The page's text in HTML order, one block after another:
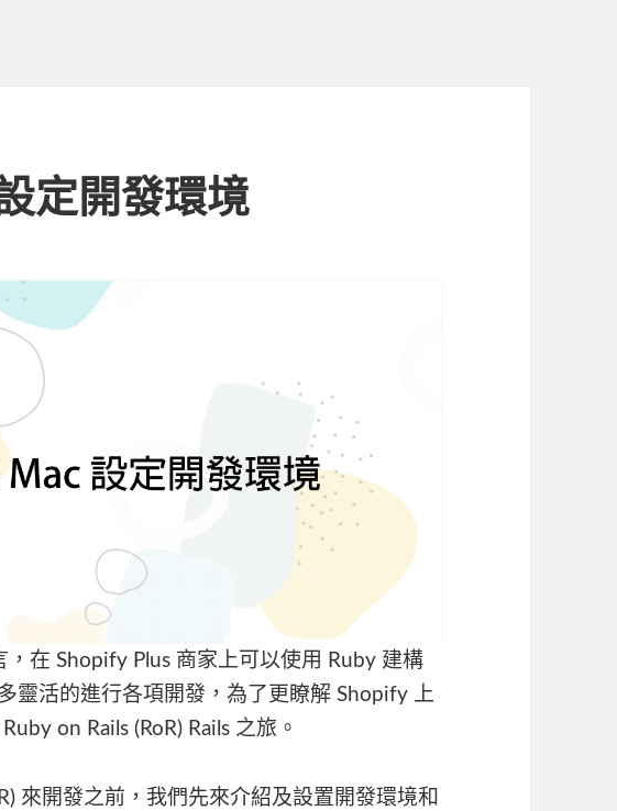
定開發環境
在 Shopify Plus 商家上可以使用 Ruby 建構
靈活的進行各項開發，為了更瞭解 Shopify 上
on Rails (RoR) Rails 之旅。
來開發之前，我們先來介紹及設置開發環境和